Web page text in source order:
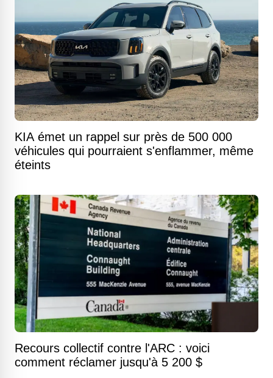
KIA émet un rappel sur près de 500 000
véhicules qui pourraient s'enflammer, même
éteints
Recours collectif contre l'ARC : voici
comment réclamer jusqu'à 5 200 $